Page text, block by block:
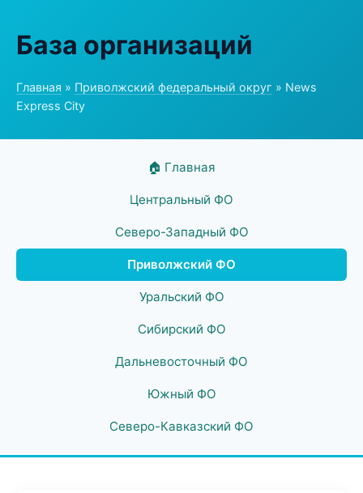
База организаций
Главная » Приволжский федеральный округ » News
Express City
🏠 Главная
Центральный ФО
Северо-Западный ФО
Приволжский ФО
Уральский ФО
Сибирский ФО
Дальневосточный ФО
Южный ФО
Северо-Кавказский ФО